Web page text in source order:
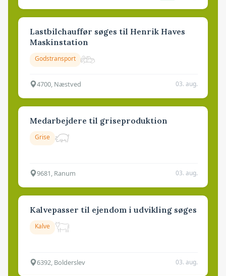
Lastbilchauffør søges til Henrik Haves
Maskinstation
Godstransport
4700, Næstved 03. aug.
Medarbejdere til griseproduktion
Grise
9681, Ranum 03. aug.
Kalvepasser til ejendom i udvikling søges
Kalve
6392, Bolderslev 03. aug.